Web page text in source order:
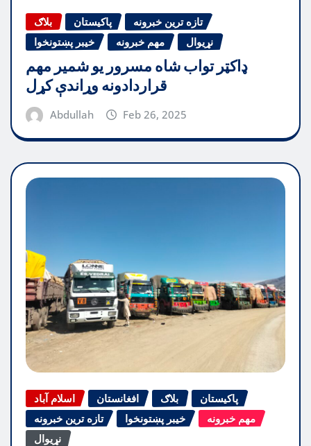
بلاګ پاکیستان
تازه ترین خبرونه
خیبر پښتونخوا
مهم خبرونه نړیوال
ډاکټر تواب شاه مسرور یو شمیر مهم
قراردادونه وړاندې کړل
Abdullah Feb 26, 2025
اسلام آباد افغانستان بلاګ
پاکیستان
تازه ترین خبرونه
خیبر پښتونخوا
مهم خبرونه
نړیوال